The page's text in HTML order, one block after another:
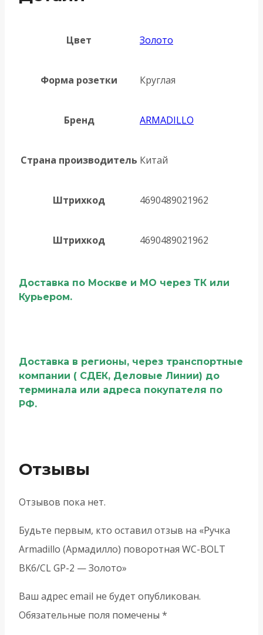
Цвет Золото
Форма розетки Круглая
Бренд ARMADILLO
Страна производитель Китай
Штрихкод 4690489021962
Штрихкод 4690489021962
Доставка по Москве и МО через ТК или
Курьером.
Доставка в регионы, через транспортные
компании ( СДЕК, Деловые Линии) до
терминала или адреса покупателя по
РФ.
Отзывы
Отзывов пока нет.
Будьте первым, кто оставил отзыв на «Ручка
Armadillo (Армадилло) поворотная WC-BOLT
BK6/CL GP-2 — Золото»
Ваш адрес email не будет опубликован.
Обязательные поля помечены *